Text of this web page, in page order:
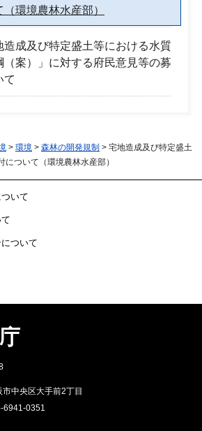
環境農林水産部）
造成及び特定盛土等における水質
（案）」に対する府民意見等の募
て
> 環境 > 森林の開発規制 > 宅地造成及び特定盛土
ついて（環境農林水産部）
いて
ついて
中央区大手前2丁目
6941-0351